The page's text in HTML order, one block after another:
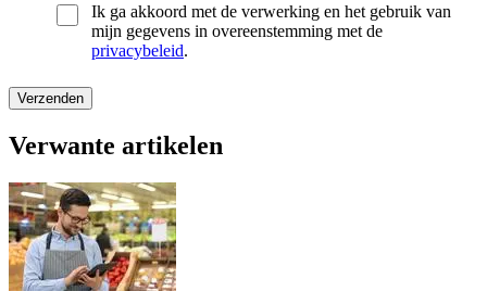
Ik ga akkoord met de verwerking en het gebruik van
mijn gegevens in overeenstemming met de
privacybeleid.
Verwante artikelen